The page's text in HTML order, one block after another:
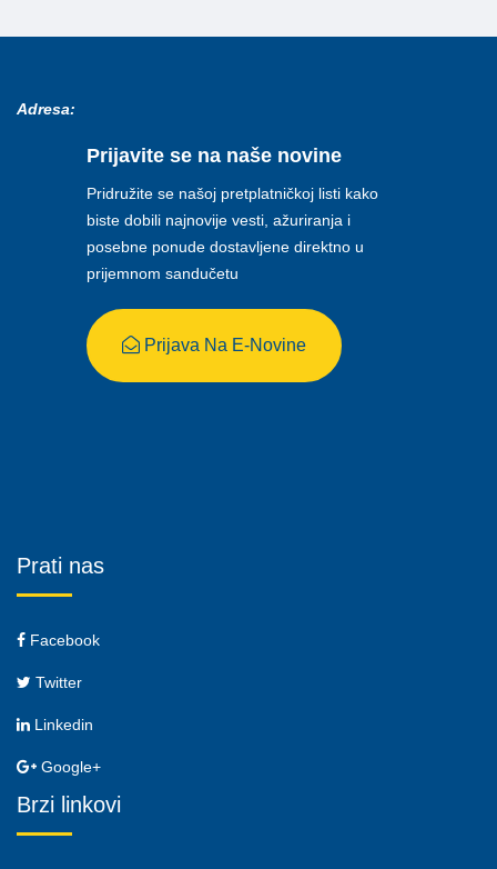
Adresa:
Prijavite se na naše novine
Pridružite se našoj pretplatničkoj listi kako
biste dobili najnovije vesti, ažuriranja i
posebne ponude dostavljene direktno u
prijemnom sandučetu
Prijava Na E-Novine
Prati nas
Facebook
Twitter
Linkedin
Google+
Brzi linkovi